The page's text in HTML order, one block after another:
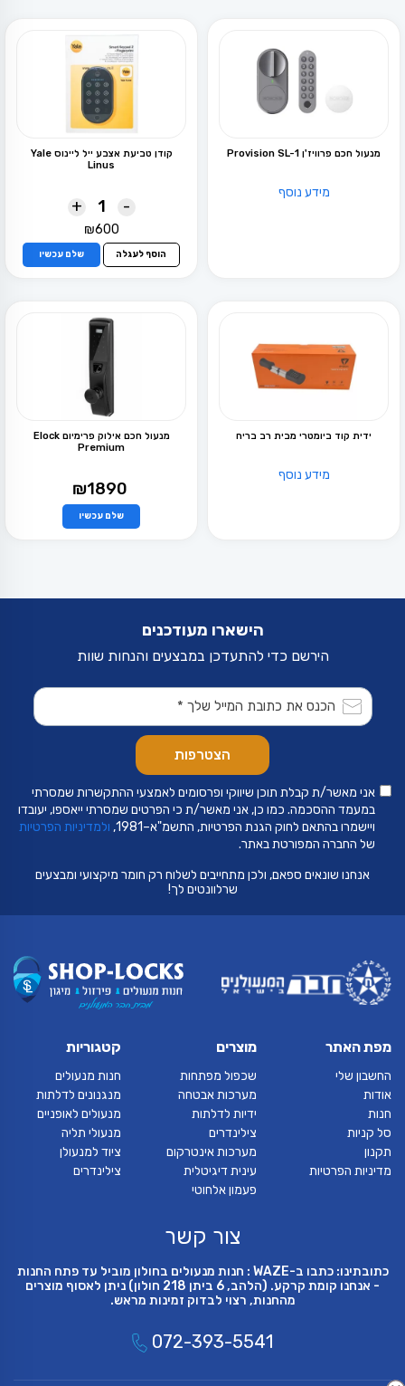
מנעול חכם פרוויז'ן Provision SL-1
מידע נוסף
קודן טביעת אצבע ייל ליינוס Yale
Linus
-
+
₪600
הוסף לעגלה שלם עכשיו
ידית קוד ביומטרי מבית רב בריח
מידע נוסף
מנעול חכם אילוק פרימיום Elock
Premium
₪1890
שלם עכשיו
למוצר
ניתן
בעמוד
הישארו מעודכנים
הירשם כדי להתעדכן במבצעים והנחות שוות
אני מאשר/ת קבלת תוכן שיווקי ופרסומים לאמצעי ההתקשרות שמסרתי
במעמד ההסכמה. כמו כן, אני מאשר/ת כי הפרטים שמסרתי ייאספו, יעובדו
ויישמרו בהתאם לחוק הגנת הפרטיות, התשמ"א–1981,
ולמדיניות הפרטיות
של החברה המפורטת באתר.
אנחנו שונאים ספאם, ולכן מתחייבים לשלוח רק חומר מיקצועי ומבצעים
שרלוונטים לך!
מפת האתר
החשבון שלי
אודות
חנות
סל קניות
תקנון
מדיניות הפרטיות
מוצרים
שכפול מפתחות
מערכות אבטחה
ידיות לדלתות
צילינדרים
מערכות אינטרקום
עינית דיגיטלית
פעמון אלחוטי
קטגוריות
חנות מנעולים
מנגנונים לדלתות
מנעולים לאופניים
מנעולי תליה
ציוד למנעולן
צילינדרים
צור קשר
כתובתינו: כתבו ב-WAZE : חנות מנעולים בחולון מוביל עד פתח החנות
- אנחנו קומת קרקע. (הלהב, 6 ביתן 218 חולון) ניתן לאסוף מוצרים
מהחנות, רצוי לבדוק זמינות מראש.
072-393-5541